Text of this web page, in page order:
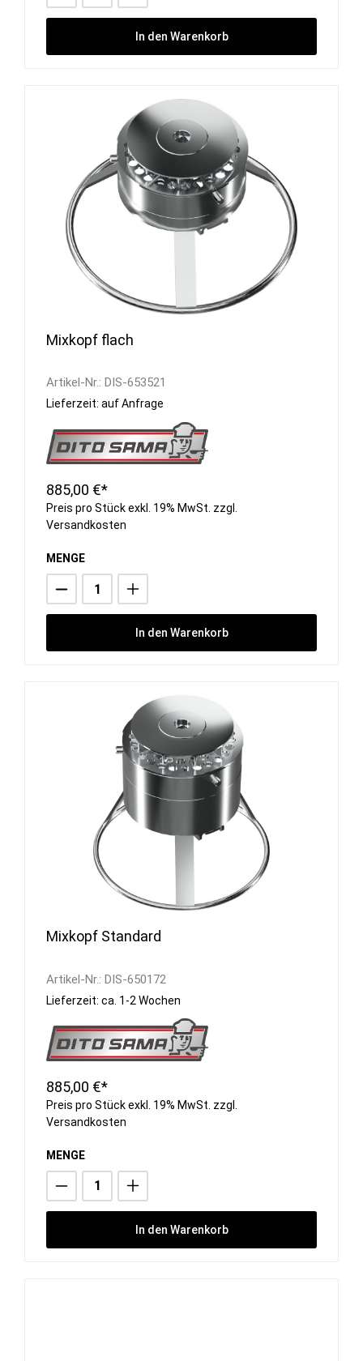
In den Warenkorb
Mixkopf flach
Artikel-Nr.: DIS-653521
Lieferzeit: auf Anfrage
885,00 €*
Preis pro Stück exkl. 19% MwSt. zzgl.
Versandkosten
MENGE
In den Warenkorb
Mixkopf Standard
Artikel-Nr.: DIS-650172
Lieferzeit: ca. 1-2 Wochen
885,00 €*
Preis pro Stück exkl. 19% MwSt. zzgl.
Versandkosten
MENGE
In den Warenkorb